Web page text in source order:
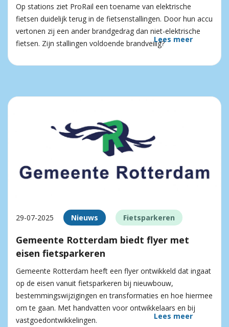
Op stations ziet ProRail een toename van elektrische
fietsen duidelijk terug in de fietsenstallingen. Door hun accu
vertonen zij een ander brandgedrag dan niet-elektrische
fietsen. Zijn stallingen voldoende brandveilig?Lees meer
29-07-2025 Nieuws Fietsparkeren
Gemeente Rotterdam biedt flyer met
eisen fietsparkeren
Gemeente Rotterdam heeft een flyer ontwikkeld dat ingaat
op de eisen vanuit fietsparkeren bij nieuwbouw,
bestemmingswijzigingen en transformaties en hoe hiermee
om te gaan. Met handvatten voor ontwikkelaars en bij
vastgoedontwikkelingen.
Lees meer